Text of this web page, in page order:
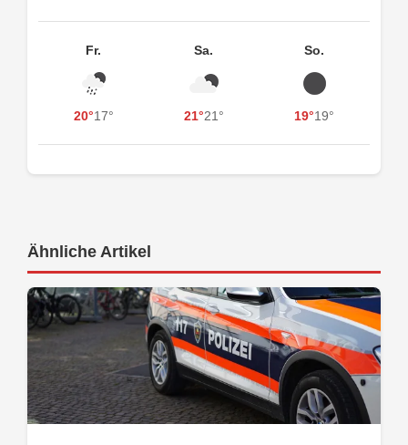
Fr.
20°17°
Sa.
21°21°
So.
19°19°
Ähnliche Artikel